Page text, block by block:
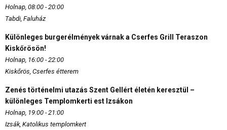
Holnap, 08:00 - 20:00
Tabdi, Faluház
Különleges burgerélmények várnak a Cserfes Grill Teraszon
Kiskőrösön!
Holnap, 16:00 - 22:00
Kiskőrös, Cserfes étterem
Zenés történelmi utazás Szent Gellért életén keresztül –
különleges Templomkerti est Izsákon
Holnap, 19:00 - 21:00
Izsák, Katolikus templomkert